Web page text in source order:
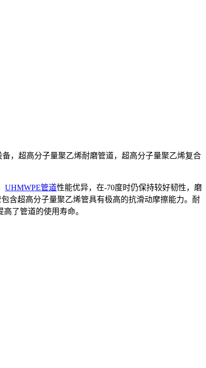
，超高分子量聚乙烯耐磨管道，超高分子量聚乙烯复合
UHMWPE管道性能优异，在-70度时仍保持较好韧性，磨
含超高分子量聚乙烯管具有极高的抗滑动摩擦能力。耐
了管道的使用寿命。